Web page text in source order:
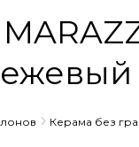
Керама без